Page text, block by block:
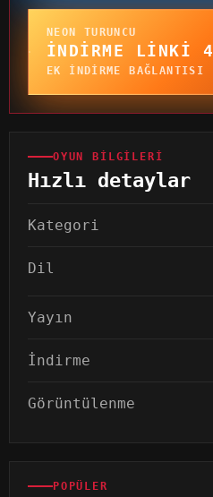
NEON TURUNCU
İNDIRME LINKI 4
EK INDIRME BAĞLANTISI
OYUN BILGILERI
Hızlı detaylar
Kategori
Dil
Yayın
İndirme
Görüntülenme
POPÜLER